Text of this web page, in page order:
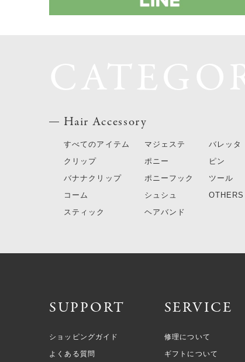
Hair Accessory
すべてのアイテム
クリップ
バナナクリップ
コーム
スティック
マジェステ
ポニー
ポニーフック
シュシュ
ヘアバンド
バレッタ
ピン
ツール
OTHERS
SUPPORT
ショッピングガイド
よくある質問
SERVICE
修理について
ギフトについて